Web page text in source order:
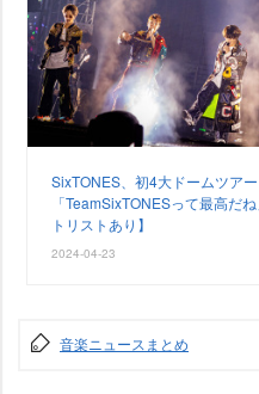
SixTONES、初4大ドームツア
「TeamSixTONESって最高だ
トリストあり】
2024-04-23
音楽ニュースまとめ